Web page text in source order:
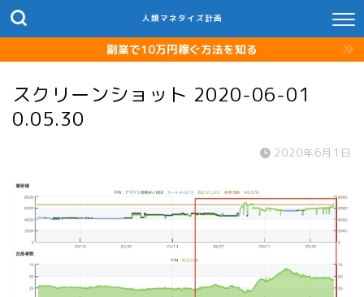
人類マネタイズ計画
副業で10万円稼ぐ方法を知る
スクリーンショット 2020-06-01
0.05.30
2020年6月1日